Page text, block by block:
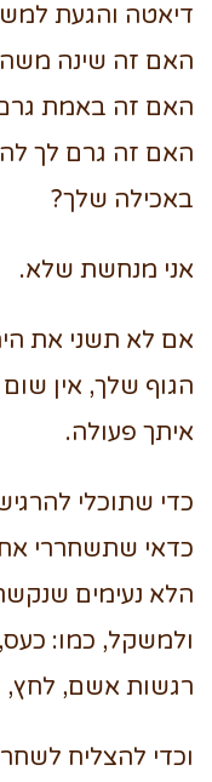
דיאטה והגעת
האם זה שינה
האם זה באמת
האם זה גרם לך
באכילה שלך?
אני מנחשת שלא.
אם לא תשני את
הגוף שלך, אין
איתך פעולה.
כדי שתוכלי
כדאי שתשחררי
הלא נעימים
ולמשקל, כמו:
רגשות אשם,
וכדי להצליח